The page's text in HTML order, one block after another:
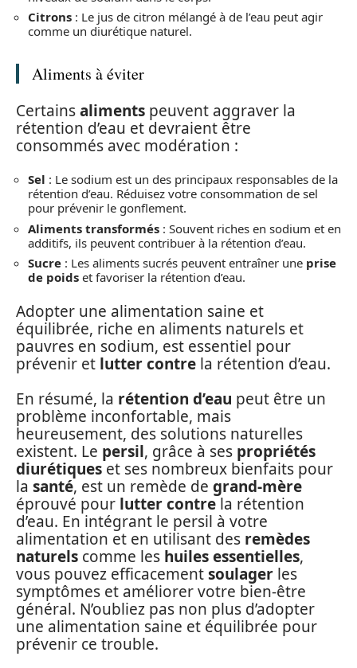
Citrons : Le jus de citron mélangé à de l’eau peut agir
comme un diurétique naturel.
Aliments à éviter
Certainsaliments peuvent aggraver la
rétention d’eau et devraient être
consommés avec modération :
Sel : Le sodium est un des principaux responsables de la
rétention d’eau. Réduisez votre consommation de sel
pour prévenir le gonflement.
Aliments transformés : Souvent riches en sodium et en
additifs, ils peuvent contribuer à la rétention d’eau.
Sucre : Les aliments sucrés peuvent entraîner une prise
de poids et favoriser la rétention d’eau.
Adopter une alimentation saine et
équilibrée, riche en aliments naturels et
pauvres en sodium, est essentiel pour
prévenir et lutter contre la rétention d’eau.
En résumé, la rétention d’eau peut être un
problème inconfortable, mais
heureusement, des solutions naturelles
existent. Le persil, grâce à ses propriétés
diurétiques et ses nombreux bienfaits pour
la santé, est un remède de grand-mère
éprouvé pour lutter contre la rétention
d’eau. En intégrant le persil à votre
alimentation et en utilisant des remèdes
naturels comme les huiles essentielles,
vous pouvez efficacementsoulager les
symptômes et améliorer votre bien-être
général. N’oubliez pas non plus d’adopter
une alimentation saine et équilibrée pour
prévenir ce trouble.